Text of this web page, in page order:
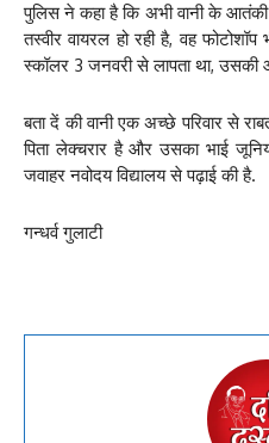
पुलिस ने कहा है कि अभी वानी के
तस्वीर वायरल हो रही है, वह
स्कॉलर 3 जनवरी से लापता था, उसकी
बता दें की वानी एक अच्छे परिवार से
पिता लेक्चरार है और उसका भाई
जवाहर नवोदय विद्यालय से पढ़ाई की है.
गन्धर्व गुलाटी